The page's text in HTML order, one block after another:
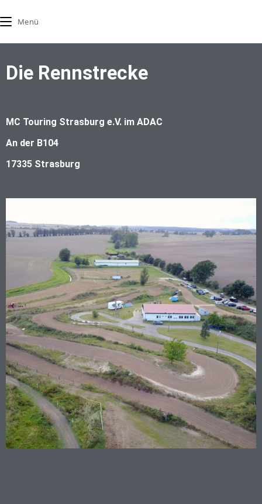
Menü
Die Rennstrecke
MC Touring Strasburg e.V. im ADAC
An der B104
17335 Strasburg